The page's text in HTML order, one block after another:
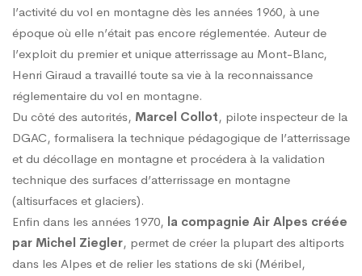
l’activité du vol en montagne dès les années 1960, à une
époque où elle n’était pas encore réglementée. Auteur de
l’exploit du premier et unique atterrissage au Mont-Blanc,
Henri Giraud a travaillé toute sa vie à la reconnaissance
réglementaire du vol en montagne.
Du côté des autorités, Marcel Collot, pilote inspecteur de la
DGAC, formalisera la technique pédagogique de l’atterrissage
et du décollage en montagne et procédera à la validation
technique des surfaces d’atterrissage en montagne
(altisurfaces et glaciers).
Enfin dans les années 1970, la compagnie Air Alpes créée
par Michel Ziegler, permet de créer la plupart des altiports
dans les Alpes et de relier les stations de ski (Méribel,